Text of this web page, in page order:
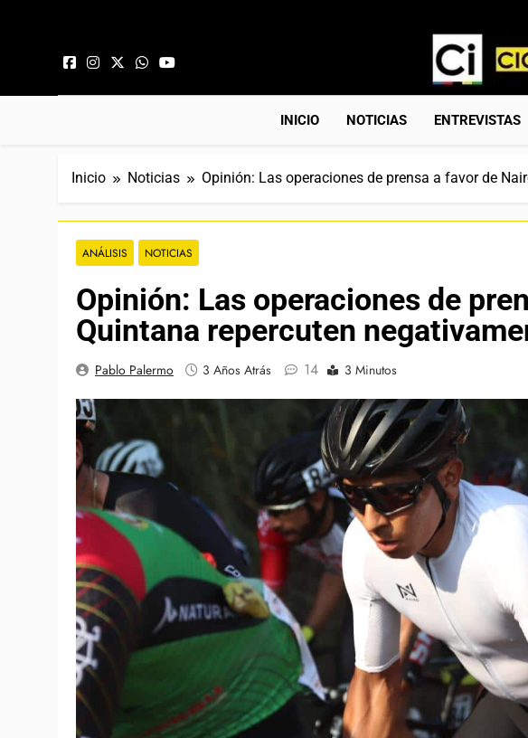
Web
INICIO NOTICIAS ENTREVISTAS
Inicio Noticias Opinión: Las operaciones de prensa a favor de
ANÁLISIS NOTICIAS
Opinión: Las operaciones de
Quintana repercuten
Pablo Palermo 3 Años Atrás 14 3 Minutos